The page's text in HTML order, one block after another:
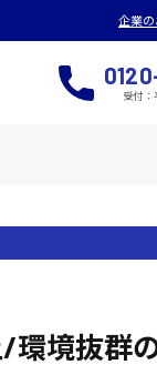
企業
受付：
境抜群